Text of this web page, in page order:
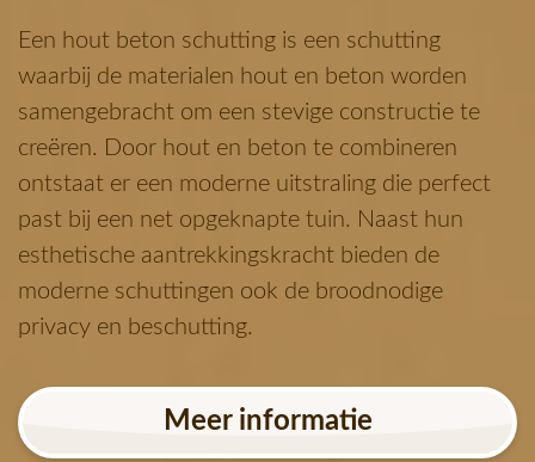
Een hout beton schutting is een schutting
waarbij de materialen hout en beton worden
samengebracht om een stevige constructie te
creëren. Door hout en beton te combineren
ontstaat er een moderne uitstraling die perfect
past bij een net opgeknapte tuin. Naast hun
esthetische aantrekkingskracht bieden de
moderne schuttingen ook de broodnodige
privacy en beschutting.
Meer informatie